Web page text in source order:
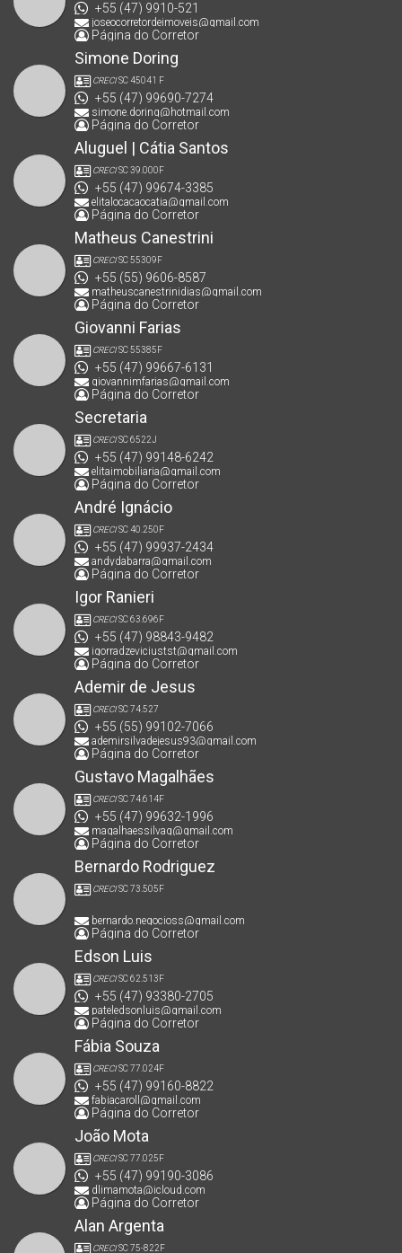
+55 (47) 9910-521
joseocorretordeimoveis@gmail.com
Página do Corretor
Simone Doring
CRECISC 45041 F
+55 (47) 99690-7274
simone.doring@hotmail.com
Página do Corretor
Aluguel | Cátia Santos
CRECISC 39.000F
+55 (47) 99674-3385
elitalocacaocatia@gmail.com
Página do Corretor
Matheus Canestrini
CRECISC 55309F
+55 (55) 9606-8587
matheuscanestrinidias@gmail.com
Página do Corretor
Giovanni Farias
CRECISC 55385F
+55 (47) 99667-6131
giovannimfarias@gmail.com
Página do Corretor
Secretaria
CRECISC 6522J
+55 (47) 99148-6242
elitaimobiliaria@gmail.com
Página do Corretor
André Ignácio
CRECISC 40.250F
+55 (47) 99937-2434
andydabarra@gmail.com
Página do Corretor
Igor Ranieri
CRECISC 63.696F
+55 (47) 98843-9482
igorradzeviciustst@gmail.com
Página do Corretor
Ademir de Jesus
CRECISC 74.527
+55 (55) 99102-7066
ademirsilvadejesus93@gmail.com
Página do Corretor
Gustavo Magalhães
CRECISC 74.614F
+55 (47) 99632-1996
magalhaessilvag@gmail.com
Página do Corretor
Bernardo Rodriguez
CRECISC 73.505F
bernardo.negocioss@gmail.com
Página do Corretor
Edson Luis
CRECISC 62.513F
+55 (47) 93380-2705
pateledsonluis@gmail.com
Página do Corretor
Fábia Souza
CRECISC 77.024F
+55 (47) 99160-8822
fabiacaroll@gmail.com
Página do Corretor
João Mota
CRECISC 77.025F
+55 (47) 99190-3086
dlimamota@icloud.com
Página do Corretor
Alan Argenta
CRECISC 75-822F